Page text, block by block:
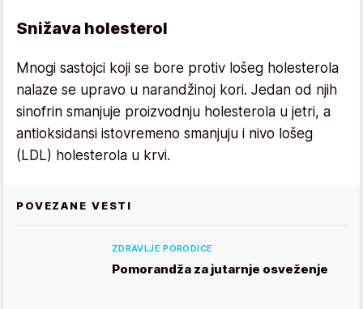
Snižava holesterol
Mnogi sastojci koji se bore protiv lošeg holesterola
nalaze se upravo u narandžinoj kori. Jedan od njih
sinofrin smanjuje proizvodnju holesterola u jetri, a
antioksidansi istovremeno smanjuju i nivo lošeg
(LDL) holesterola u krvi.
POVEZANE VESTI
ZDRAVLJE PORODICE
Pomorandža za jutarnje osveženje